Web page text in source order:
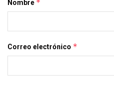
Nombre *
Correo electrónico *